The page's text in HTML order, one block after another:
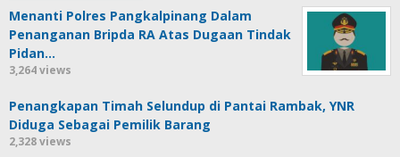
Menanti Polres Pangkalpinang Dalam
Penanganan Bripda RA Atas Dugaan Tindak
Pidan…
3,264 views
Penangkapan Timah Selundup di Pantai Rambak, YNR
Diduga Sebagai Pemilik Barang
2,328 views